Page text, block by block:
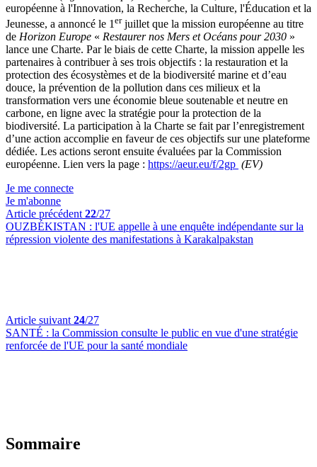
européenne à l'Innovation, la Recherche, la Culture, l'Éducation et la
Jeunesse, a annoncé le 1 erjuillet que la mission européenne au titre
de Horizon Europe « Restaurer nos Mers et Océans pour 2030 »
lance une Charte. Par le biais de cette Charte, la mission appelle les
partenaires à contribuer à ses trois objectifs : la restauration et la
protection des écosystèmes et de la biodiversité marine et d’eau
douce, la prévention de la pollution dans ces milieux et la
transformation vers une économie bleue soutenable et neutre en
carbone, en ligne avec la stratégie pour la protection de la
biodiversité. La participation à la Charte se fait par l’enregistrement
d’une action accomplie en faveur de ces objectifs sur une plateforme
dédiée. Les actions seront ensuite évaluées par la Commission
européenne. Lien vers la page : https://aeur.eu/f/2gp (EV)
Je me connecte
Je m'abonne
Article précédent 22/27
OUZBÉKISTAN : l'UE appelle à une enquête indépendante sur la
répression violente des manifestations à Karakalpakstan
Article suivant 24/27
SANTÉ : la Commission consulte le public en vue d'une stratégie
renforcée de l'UE pour la santé mondiale
Sommaire